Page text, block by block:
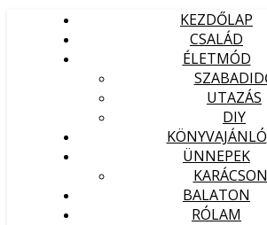
KEZDŐLAP
CSALÁD
ÉLETMÓD
UTAZÁS
DIY
KÖNYVAJÁNLÓ
ÜNNEPEK
BALATON
RÓLAM